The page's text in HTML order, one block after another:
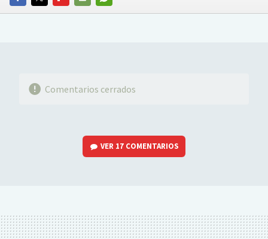
FACEBOOKTWITTERFLIPBOARD
E-
WHATSAPP
Comentarios cerrados
VER 17 COMENTARIOS